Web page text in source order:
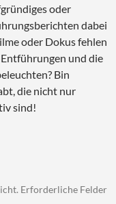
oder
dabei
oder Dokus fehlen
und die
Bin
die nicht nur
sind!
Erforderliche Felder